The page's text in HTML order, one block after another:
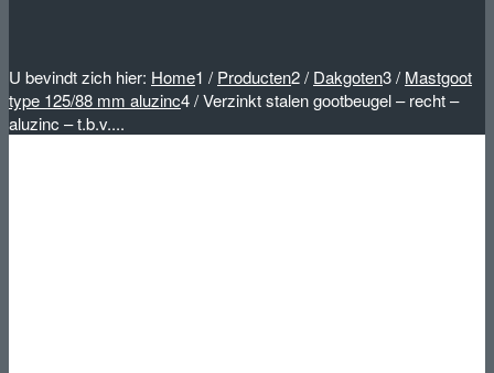
U bevindt zich hier: Home1 / Producten2/ Dakgoten3/ Mastgoot
type 125/88 mm aluzinc4/Verzinkt stalen gootbeugel – recht –
aluzinc – t.b.v....